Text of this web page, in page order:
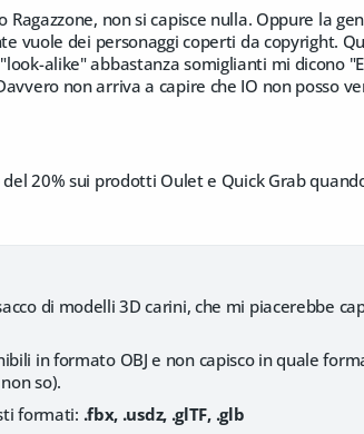
non si capisce nulla. Oppure la
vuole dei personaggi coperti da copyright.
alike" abbastanza somiglianti mi dicono
non arriva a capire che IO non posso
20% sui prodotti Oulet e Quick Grab
di modelli 3D carini, che mi piacerebbe
in formato OBJ e non capisco in quale
so).
formati: .fbx, .usdz, .glTF, .glb